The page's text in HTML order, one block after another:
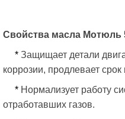
Свойства масла Мотюль
* Защищает детали
коррозии, продлевает
* Нормализует работу
отработавших газов.